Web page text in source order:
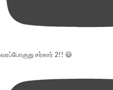
வரப்போகுது சர்கார் 2!! 😃